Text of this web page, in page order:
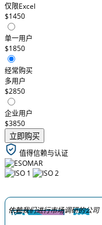
仅限Excel
$1450
单一用户
$1850
经常购买
多用户
$2850
企业用户
$3850
立即购买
值得信赖与认证
依赖我们进行市场调研的公司